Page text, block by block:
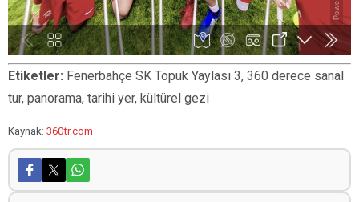
Etiketler: Fenerbahçe SK Topuk Yaylası 3, 360 derece sanal
tur, panorama, tarihi yer, kültürel gezi
Kaynak: 360tr.com